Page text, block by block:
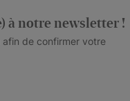
à notre newsletter !
de confirmer votre